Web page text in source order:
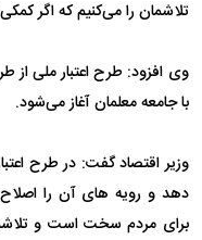
تلاشمان را می‌کنیم که اگر
وی افزود: طرح اعتبار ملی
با جامعه معلمان آغاز می‌شود.
وزیر اقتصاد گفت: در طرح
دهد و رویه های آن را
برای مردم سخت است و